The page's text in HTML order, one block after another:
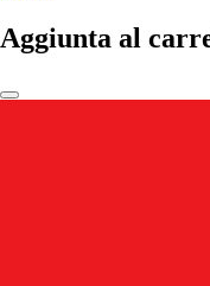
Aggiunta al